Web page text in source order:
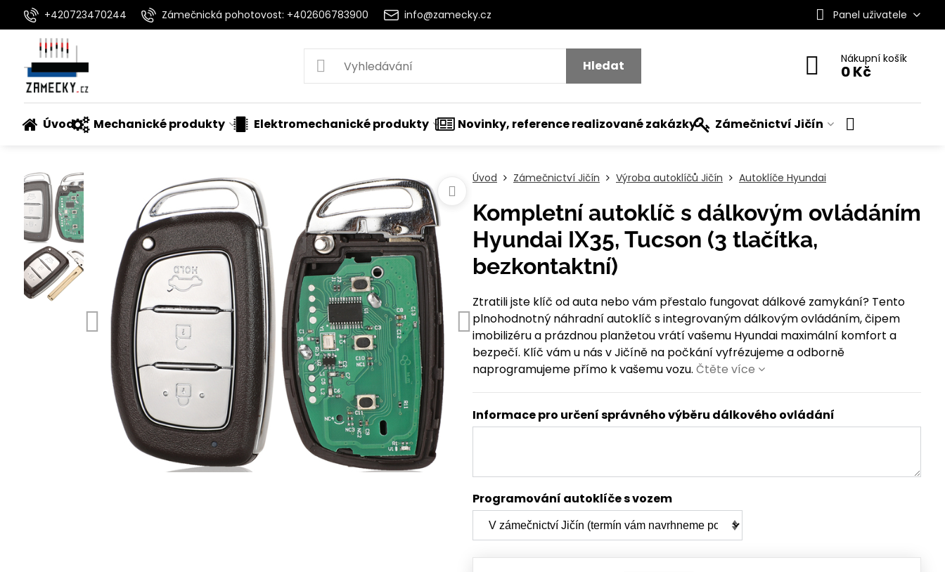
+420723470244 Zámečnická pohotovost: +402606783900 info@zamecky.cz Panel uživatele
Hledat Nákupní košík
0 Kč
Úvod Mechanické produkty Elektromechanické produkty Novinky, reference realizované zakázky Zámečnictví Jičín
Úvod Zámečnictví Jičín Výroba autoklíčů Jičín Autoklíče Hyundai
Kompletní autoklíč s dálkovým ovládáním
Hyundai IX35, Tucson (3 tlačítka,
bezkontaktní)
Ztratili jste klíč od auta nebo vám přestalo fungovat dálkové zamykání? Tento
plnohodnotný náhradní autoklíč s integrovaným dálkovým ovládáním, čipem
imobilizéru a prázdnou planžetou vrátí vašemu Hyundai maximální komfort a
bezpečí. Klíč vám u nás v Jičíně na počkání vyfrézujeme a odborně
naprogramujeme přímo k vašemu vozu. Čtěte více
Informace pro určení správného výběru dálkového ovládání
Programování autoklíče s vozem